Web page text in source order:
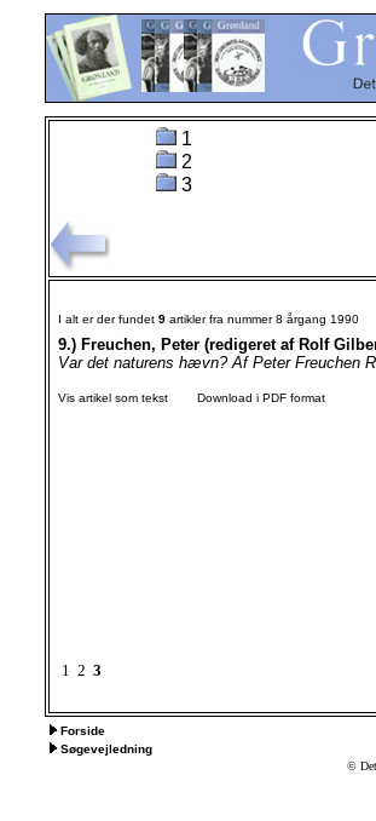
1
2
3
I alt er der fundet 9 artikler fra nummer 8 årgang 1990
9.) Freuchen, Peter (redigeret af Rolf
Var det naturens hævn? Af Peter Freuchen
Vis artikel som tekst Download i PDF format
1 2 3
Forside
Søgevejledning
© Det